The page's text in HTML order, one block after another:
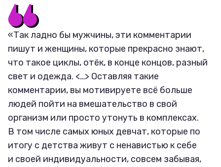
«Так ладно бы мужчины, эти комментарии
пишут и женщины, которые прекрасно знают,
что такое циклы, отёк, в конце концов, разный
свет и одежда. <…> Оставляя такие
комментарии, вы мотивируете всё больше
людей пойти на вмешательство в свой
организм или просто утонуть в комплексах.
В том числе самых юных девчат, которые по
итогу с детства живут с ненавистью к себе
и своей индивидуальности, совсем забывая,